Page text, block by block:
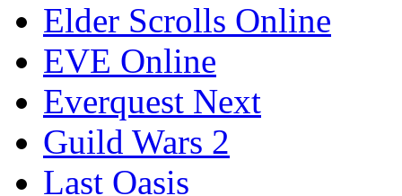
Elder Scrolls Online
EVE Online
Everquest Next
Guild Wars 2
Last Oasis